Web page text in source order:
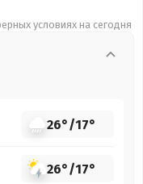
условиях на сегодня
26°/17°
26°/17°